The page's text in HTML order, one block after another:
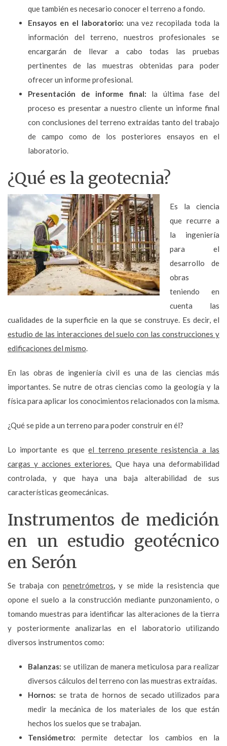
que también es necesario conocer el terreno a fondo.
Ensayos en el laboratorio: una vez recopilada toda la
información del terreno, nuestros profesionales se
encargarán de llevar a cabo todas las pruebas
pertinentes de las muestras obtenidas para poder
ofrecer un informe profesional.
Presentación de informe final: la última fase del
proceso es presentar a nuestro cliente un informe final
con conclusiones del terreno extraídas tanto del trabajo
de campo como de los posteriores ensayos en el
laboratorio.
¿Qué es la geotecnia?
Es la ciencia
que recurre a
la ingeniería
para el
desarrollo de
obras
teniendo en
cuenta las
cualidades de la superficie en la que se construye. Es decir, el
estudio de las interacciones del suelo con las construcciones y
edificaciones del mismo.
En las obras de ingeniería civil es una de las ciencias más
importantes. Se nutre de otras ciencias como la geología y la
física para aplicar los conocimientos relacionados con la misma.
¿Qué se pide a un terreno para poder construir en él?
Lo importante es queel terreno presente resistencia a las
cargas y acciones exteriores. Que haya una deformabilidad
controlada, y que haya una baja alterabilidad de sus
características geomecánicas.
Instrumentos de medición
en un estudio geotécnico
en Serón
Se trabaja conpenetrómetros,y se mide la resistencia que
opone el suelo a la construcción mediante punzonamiento, o
tomando muestras para identificar las alteraciones de la tierra
y posteriormente analizarlas en el laboratorio utilizando
diversos instrumentos como:
Balanzas: se utilizan de manera meticulosa para realizar
diversos cálculos del terreno con las muestras extraídas.
Hornos: se trata de hornos de secado utilizados para
medir la mecánica de los materiales de los que están
hechos los suelos que se trabajan.
Tensiómetro: permite detectar los cambios en la